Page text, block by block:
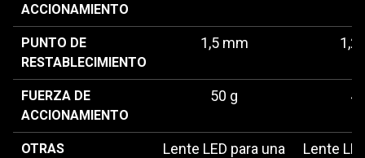
ACCIONAMIENTO
PUNTO DE
RESTABLECIMIENTO
1,5 mm 1,2
FUERZA DE
ACCIONAMIENTO
50 g
OTRAS
Lente LED para una
Lente